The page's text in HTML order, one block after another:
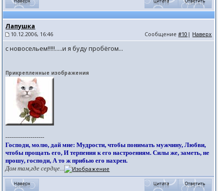
Лапушка
10.12.2006, 16:46 Сообщение#10 | Наверх
с новосельем!!!!!.....и я буду пробёгом...
Прикрепленные изображения
--------------------
Господи, молю, дай мне: Мудрости, чтобы понимать мужчину, Любви,
чтобы прощать его, И терпения к его настроениям. Силы же, заметь, не
прошу, господи, А то ж прибью его нахрен.
Дом там,где сердце...